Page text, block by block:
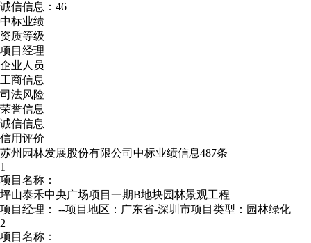
诚信信息：46
中标业绩
资质等级
项目经理
企业人员
工商信息
司法风险
荣誉信息
诚信信息
信用评价
苏州园林发展股份有限公司中标业绩信息487条
1
项目名称：
坪山泰禾中央广场项目一期B地块园林景观工程
项目经理： --项目地区：广东省-深圳市项目类型：园林绿化
2
项目名称：